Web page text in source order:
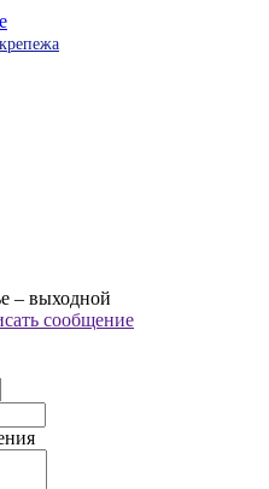
– выходной
сообщение